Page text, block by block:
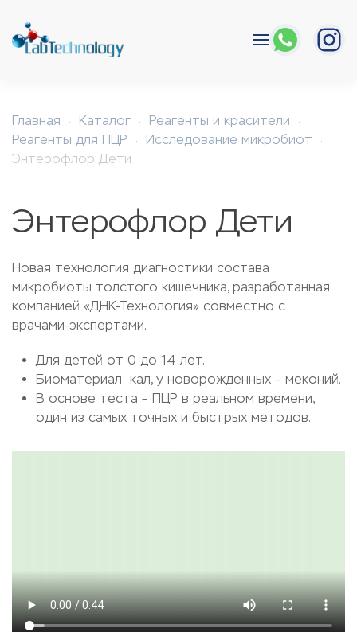
Перейти к содержимому
Главная Каталог
Реагенты и красители
Реагенты для ПЦР
Исследование микробиот
Энтерофлор Дети
Энтерофлор Дети
Новая технология диагностики состава
микробиоты толстого кишечника, разработанная
компанией «ДНК-Технология» совместно с
врачами-экспертами.
Для детей от 0 до 14 лет.
Биоматериал: кал, у новорожденных – меконий.
В основе теста – ПЦР в реальном времени,
один из самых точных и быстрых методов.